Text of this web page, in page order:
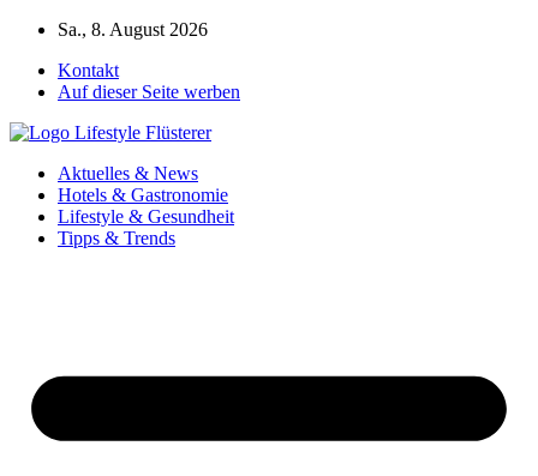
Zum
springen
Sa., 8. August 2026
Kontakt
Auf dieser Seite werben
Aktuelles & News
Hotels & Gastronomie
Lifestyle & Gesundheit
Tipps & Trends